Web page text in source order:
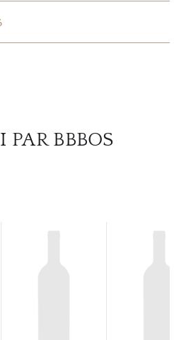
À
PAR BBBOS